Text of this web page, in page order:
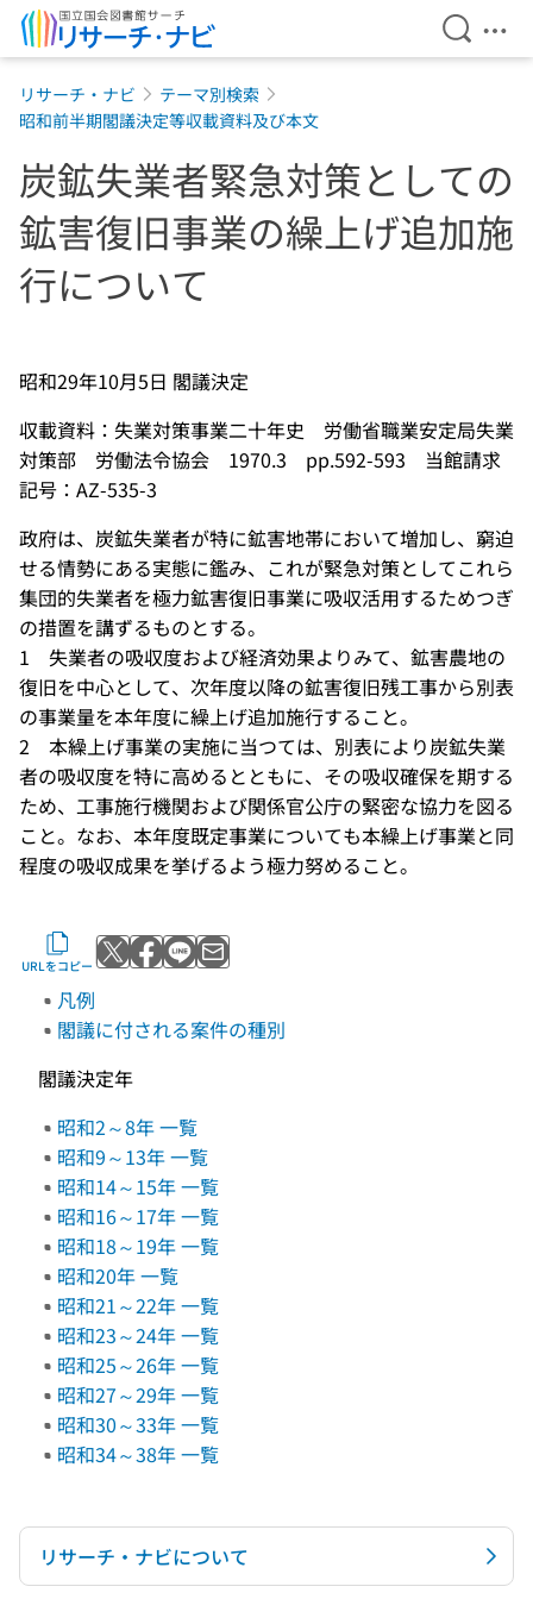
検索を
メ
リサーチ・ナビ
テーマ別検索
昭和前半期閣議決定等収載資料及び本文
炭鉱失業者緊急対策としての
鉱害復旧事業の繰上げ追加施
行について
凡例
閣議に付される案件の種別
閣議決定年
昭和2～8年 一覧
昭和9～13年 一覧
昭和14～15年 一覧
昭和16～17年 一覧
昭和18～19年 一覧
昭和20年 一覧
昭和21～22年 一覧
昭和23～24年 一覧
昭和25～26年 一覧
昭和27～29年 一覧
昭和30～33年 一覧
昭和34～38年 一覧
昭和29年10月5日 閣議決定
収載資料：失業対策事業二十年史 労働省職業安定局失業
対策部 労働法令協会 1970.3 pp.592-593 当館請求
記号：AZ-535-3
政府は、炭鉱失業者が特に鉱害地帯において増加し、窮迫
せる情勢にある実態に鑑み、これが緊急対策としてこれら
集団的失業者を極力鉱害復旧事業に吸収活用するためつぎ
の措置を講ずるものとする。
1 失業者の吸収度および経済効果よりみて、鉱害農地の
復旧を中心として、次年度以降の鉱害復旧残工事から別表
の事業量を本年度に繰上げ追加施行すること。
2 本繰上げ事業の実施に当つては、別表により炭鉱失業
者の吸収度を特に高めるとともに、その吸収確保を期する
ため、工事施行機関および関係官公庁の緊密な協力を図る
こと。なお、本年度既定事業についても本繰上げ事業と同
程度の吸収成果を挙げるよう極力努めること。
URLをコピー Xでポストする
Facebookでシェアする
LINEで送る
メールで送る
リサーチ・ナビについて